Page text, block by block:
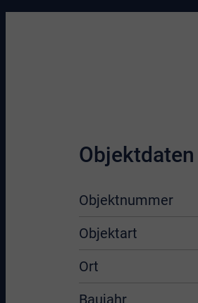
Objektdaten
Objektnummer
Objektart
Ort
Baujahr